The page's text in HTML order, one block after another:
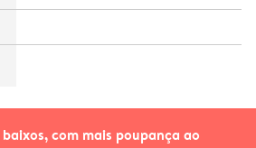
baixos, com mais poupança ao